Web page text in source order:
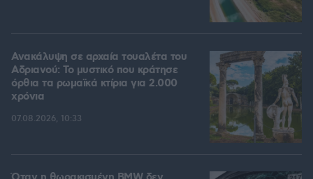
Ανακάλυψη σε αρχαία τουαλέτα του
Αδριανού: Το μυστικό που κράτησε
όρθια τα ρωμαϊκά κτίρια για 2.000
χρόνια
07.08.2026, 10:33